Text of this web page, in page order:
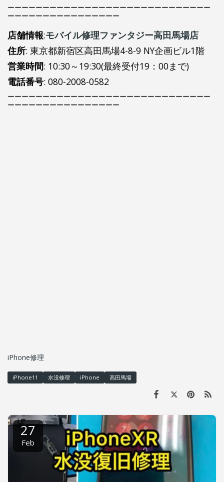
ーーーーーーーーーーーーーーーーーーーーーーーーーーーーー
ーーーーーーーーーーーーーーーー
店舗情報:モバイル修理ファンタジー高田馬場店
住所: 東京都新宿区高田馬場4-8-9 NY企画ビル1階
営業時間: 10:30～19:30(最終受付19：00まで)
電話番号: 080-2008-0582
ーーーーーーーーーーーーーーーーーーーーーーーーーーーーー
ーーーーーーーーーーーーーーーー
iPhone修理
iPhone11 水没修理 iPhone 高田馬場
27
Feb